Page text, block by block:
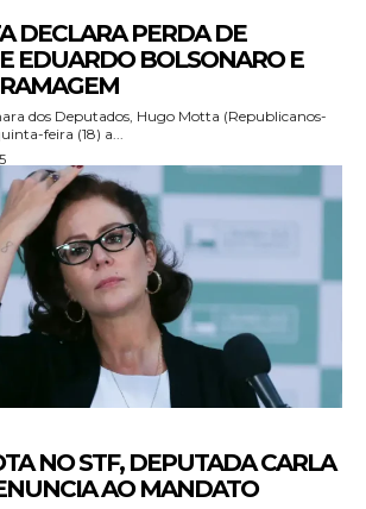
DECLARA PERDA DE
EDUARDO BOLSONARO E
dos Deputados, Hugo Motta (Republicanos-
feira (18) a...
NO STF, DEPUTADA CARLA
AO MANDATO